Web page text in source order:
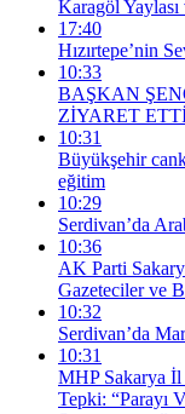
Karagöl
17:40
Hızırtepe’nin
10:33
BAŞKAN
ZİYARET
10:31
Büyükşehir
eğitim
10:29
Serdivan’da
10:36
AK Parti
Gazeteciler ve
10:32
Serdivan’da
10:31
MHP Sakarya İl
Tepki: “Parayı